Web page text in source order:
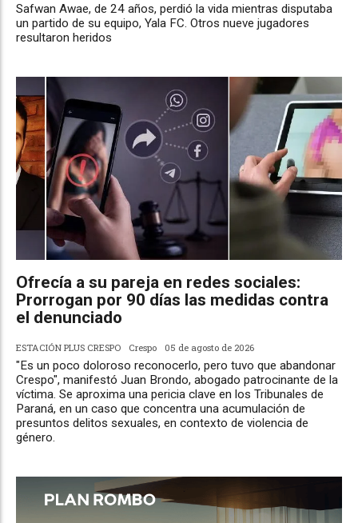
Safwan Awae, de 24 años, perdió la vida mientras disputaba
un partido de su equipo, Yala FC. Otros nueve jugadores
resultaron heridos
Ofrecía a su pareja en redes sociales:
Prorrogan por 90 días las medidas contra
el denunciado
ESTACIÓN PLUS CRESPO Crespo 05 de agosto de 2026
"Es un poco doloroso reconocerlo, pero tuvo que abandonar
Crespo", manifestó Juan Brondo, abogado patrocinante de la
víctima. Se aproxima una pericia clave en los Tribunales de
Paraná, en un caso que concentra una acumulación de
presuntos delitos sexuales, en contexto de violencia de
género.